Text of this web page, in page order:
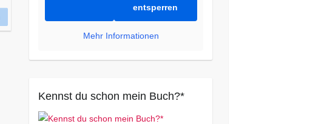
entsperren
Mehr Informationen
Kennst du schon mein Buch?*